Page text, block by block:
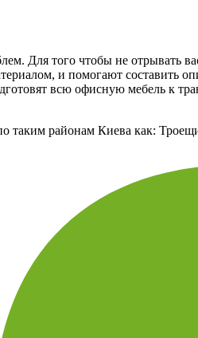
Для того чтобы не отрывать
и помогают составить
всю офисную мебель к
таким районам Киева как: